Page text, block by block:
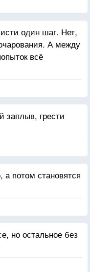
один шаг. Нет,
А между
всё
грести
а потом становятся
но остальное без